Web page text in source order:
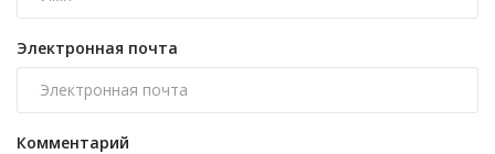
Электронная почта
Комментарий